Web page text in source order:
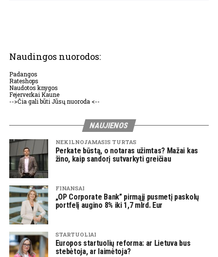
Naudingos nuorodos:
Padangos
Rateshops
Naudotos knygos
Fejerverkai Kaune
-->Čia gali būti Jūsų nuoroda <--
NAUJIENOS
NEKILNOJAMASIS TURTAS
Perkate būstą, o notaras užimtas? Mažai kas
žino, kaip sandorį sutvarkyti greičiau
FINANSAI
„OP Corporate Bank” pirmąjį pusmetį paskolų
portfelį augino 8% iki 1,7 mlrd. Eur
STARTUOLIAI
Europos startuolių reforma: ar Lietuva bus
stebėtoja, ar laimėtoja?